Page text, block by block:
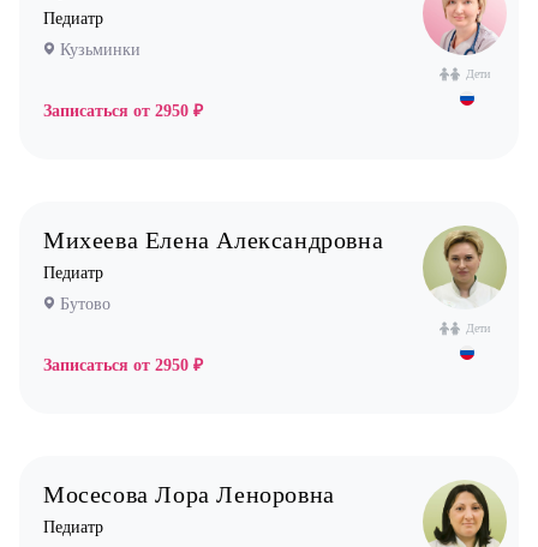
Дети
Педиатр
Кузьминки
Записаться от 2950 ₽
Дети
Михеева Елена Александровна
Педиатр
Бутово
Записаться от 2950 ₽
Мосесова Лора Леноровна
Педиатр